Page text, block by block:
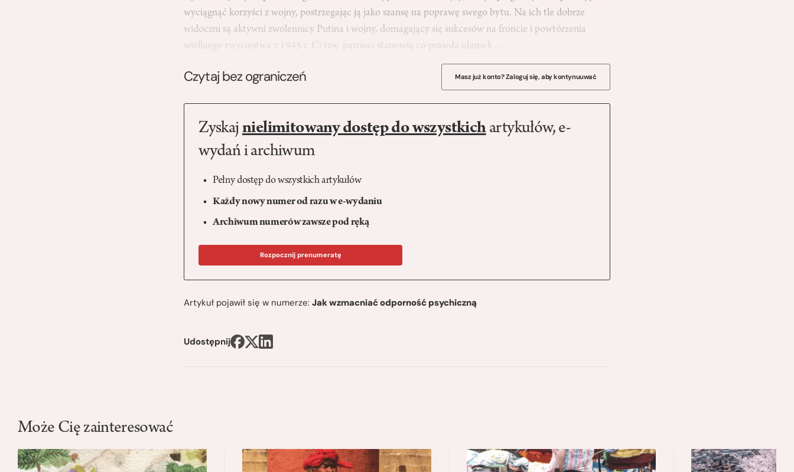
wyciągnąć korzyści z wojny, postrzegając ją jako szansę na poprawę swego bytu. Na ich tle dobrze
widoczni są aktywni zwolennicy Putina i wojny, domagający się sukcesów na froncie i powtórzenia
wielkiego zwycięstwa z 1945 r. Ci tzw. patrioci stanowią co prawda ułamek…
Czytaj bez ograniczeń Masz już konto? Zaloguj się, aby kontynuuwać
Zyskaj nielimitowany dostęp do wszystkichartykułów, e-
wydań i archiwum
Pełny dostęp do wszystkich artykułów
Każdy nowy numer od razu w e-wydaniu
Archiwum numerów zawsze pod ręką
Rozpocznij prenumeratę
Artykuł pojawił się w numerze:Jak wzmacniać odporność psychiczną
Udostępnij
Może Cię zainteresować